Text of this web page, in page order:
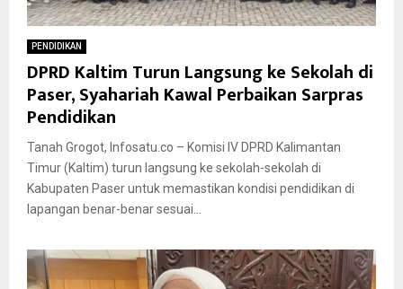
PENDIDIKAN
DPRD Kaltim Turun Langsung ke Sekolah di
Paser, Syahariah Kawal Perbaikan Sarpras
Pendidikan
Tanah Grogot, Infosatu.co – Komisi IV DPRD Kalimantan
Timur (Kaltim) turun langsung ke sekolah-sekolah di
Kabupaten Paser untuk memastikan kondisi pendidikan di
lapangan benar-benar sesuai...